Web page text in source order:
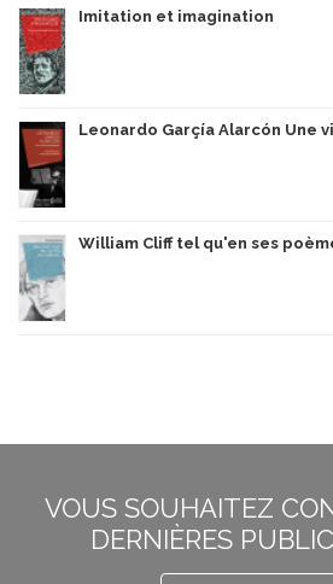
Imitation et imagination
Leonardo Garçía Alarcón Une
William Cliff tel qu'en ses
VOUS SOUHAITEZ
DERNIÈRES